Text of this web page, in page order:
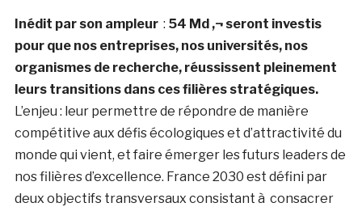
Inédit par son ampleur: 54 Md ‚¬ seront investis
pour que nos entreprises, nos universités, nos
organismes de recherche, réussissent pleinement
leurs transitions dans ces filières stratégiques.
L’enjeu : leur permettre de répondre de manière
compétitive aux défis écologiques et d’attractivité du
monde qui vient, et faire émerger les futurs leaders de
nos filières d’excellence. France 2030 est défini par
deux objectifs transversaux consistant à consacrer